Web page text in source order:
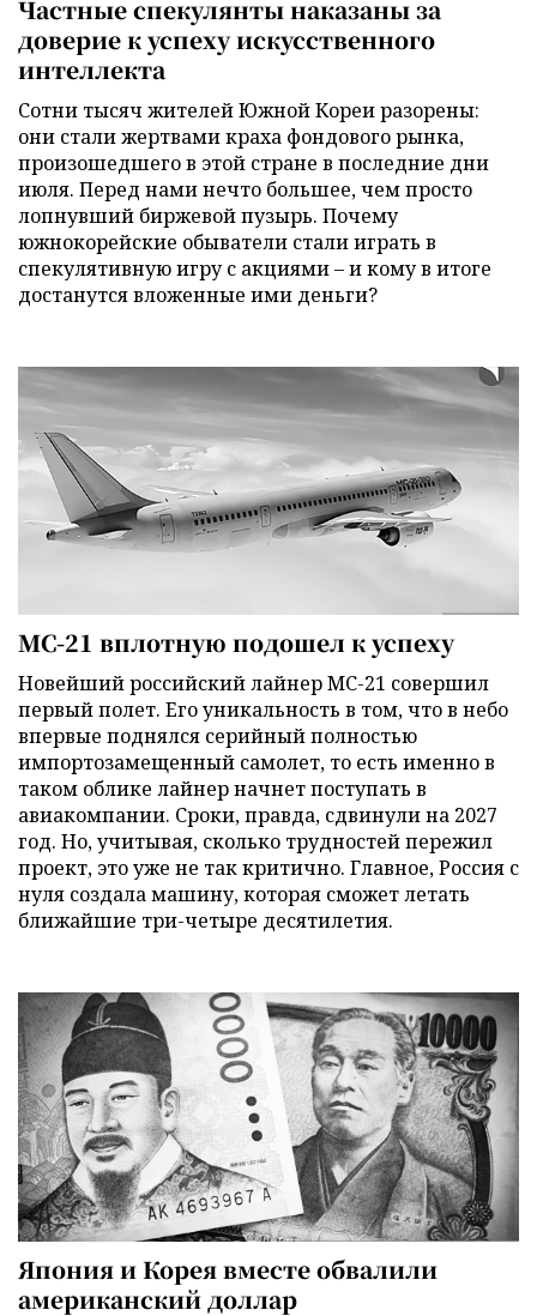
Частные спекулянты наказаны за
доверие к успеху искусственного
интеллекта
Сотни тысяч жителей Южной Кореи разорены:
они стали жертвами краха фондового рынка,
произошедшего в этой стране в последние дни
июля. Перед нами нечто большее, чем просто
лопнувший биржевой пузырь. Почему
южнокорейские обыватели стали играть в
спекулятивную игру с акциями – и кому в итоге
достанутся вложенные ими деньги?
МС-21 вплотную подошел к успеху
Новейший российский лайнер МС-21 совершил
первый полет. Его уникальность в том, что в небо
впервые поднялся серийный полностью
импортозамещенный самолет, то есть именно в
таком облике лайнер начнет поступать в
авиакомпании. Сроки, правда, сдвинули на 2027
год. Но, учитывая, сколько трудностей пережил
проект, это уже не так критично. Главное, Россия с
нуля создала машину, которая сможет летать
ближайшие три-четыре десятилетия.
Япония и Корея вместе обвалили
американский доллар